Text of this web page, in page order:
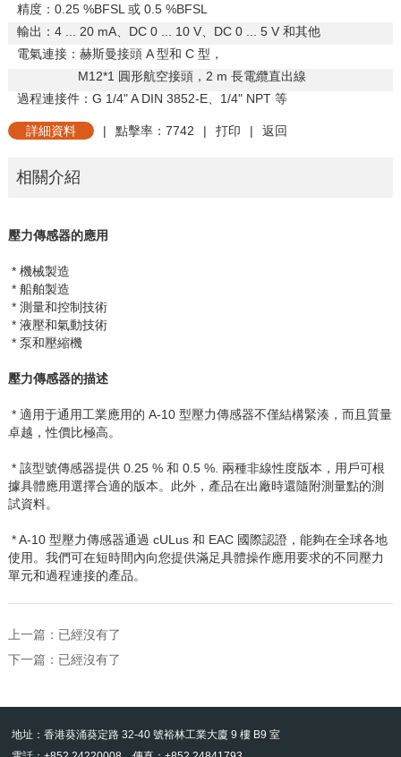
精度： 0.25 %BFSL或 0.5 %BFSL
輸出： 4 ... 20 mA、 DC 0 ... 10 V、 DC 0 ... 5 V 和其他
電氣連接：赫斯曼接頭 A型和 C 型，
M12*1 圓形航空接頭， 2 m 長電纜直出線
過程連接件： G 1/4" A DIN 3852-E、1/4"NPT 等
詳細資料 | 點擊率：7742 | 打印 | 返回
相關介紹
壓力傳感器的應用
* 機械製造
* 船舶製造
* 測量和控制技術
* 液壓和氣動技術
* 泵和壓縮機
壓力傳感器的描述
* 適用于通用工業應用的 A-10 型壓力傳感器不僅結構緊湊，而且質量
卓越，性價比極高。
* 該型號傳感器提供 0.25 % 和 0.5 %. 兩種非線性度版本，用戶可根
據具體應用選擇合適的版本。此外，產品在出廠時還隨附測量點的測
試資料。
* A-10 型壓力傳感器通過 cULus 和 EAC 國際認證，能夠在全球各地
使用。我們可在短時間內向您提供滿足具體操作應用要求的不同壓力
單元和過程連接的產品。
上一篇：已經沒有了
下一篇：已經沒有了
地址：香港葵涌葵定路 32-40 號裕林工業大廈 9 樓 B9 室